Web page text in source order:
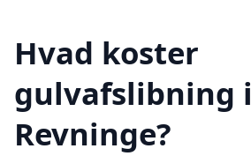
Hvad koster
gulvafslibning i
Revninge?